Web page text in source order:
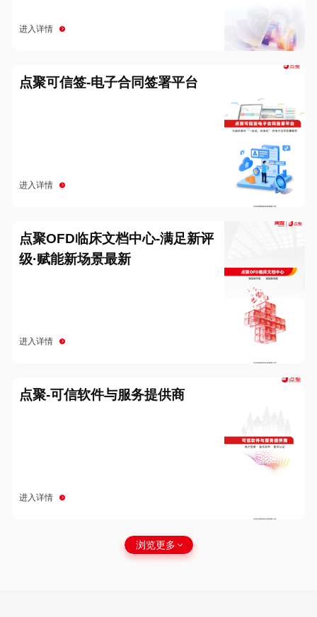
进入详情
点聚可信签-电子合同签署平台
进入详情
点聚OFD临床文档中心-满足新评
级·赋能新场景最新
进入详情
点聚-可信软件与服务提供商
进入详情
浏览更多